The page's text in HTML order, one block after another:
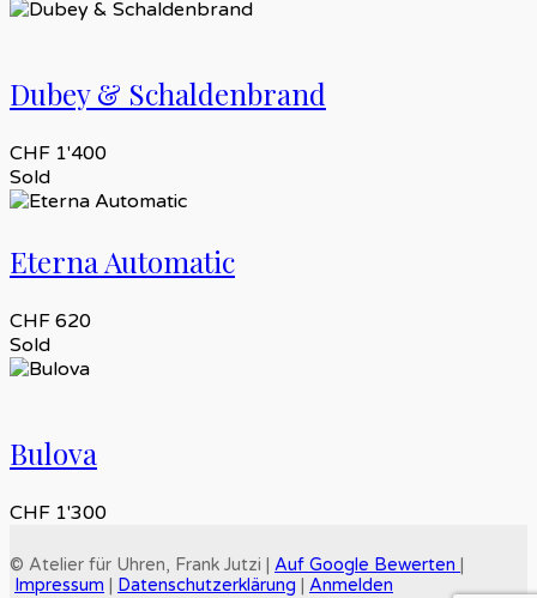
Dubey & Schaldenbrand
CHF 1'400
Sold
Eterna Automatic
CHF 620
Sold
Bulova
CHF 1'300
© Atelier für Uhren, Frank Jutzi | Auf Google Bewerten
Impressum
Datenschutzerklärung Anmelden